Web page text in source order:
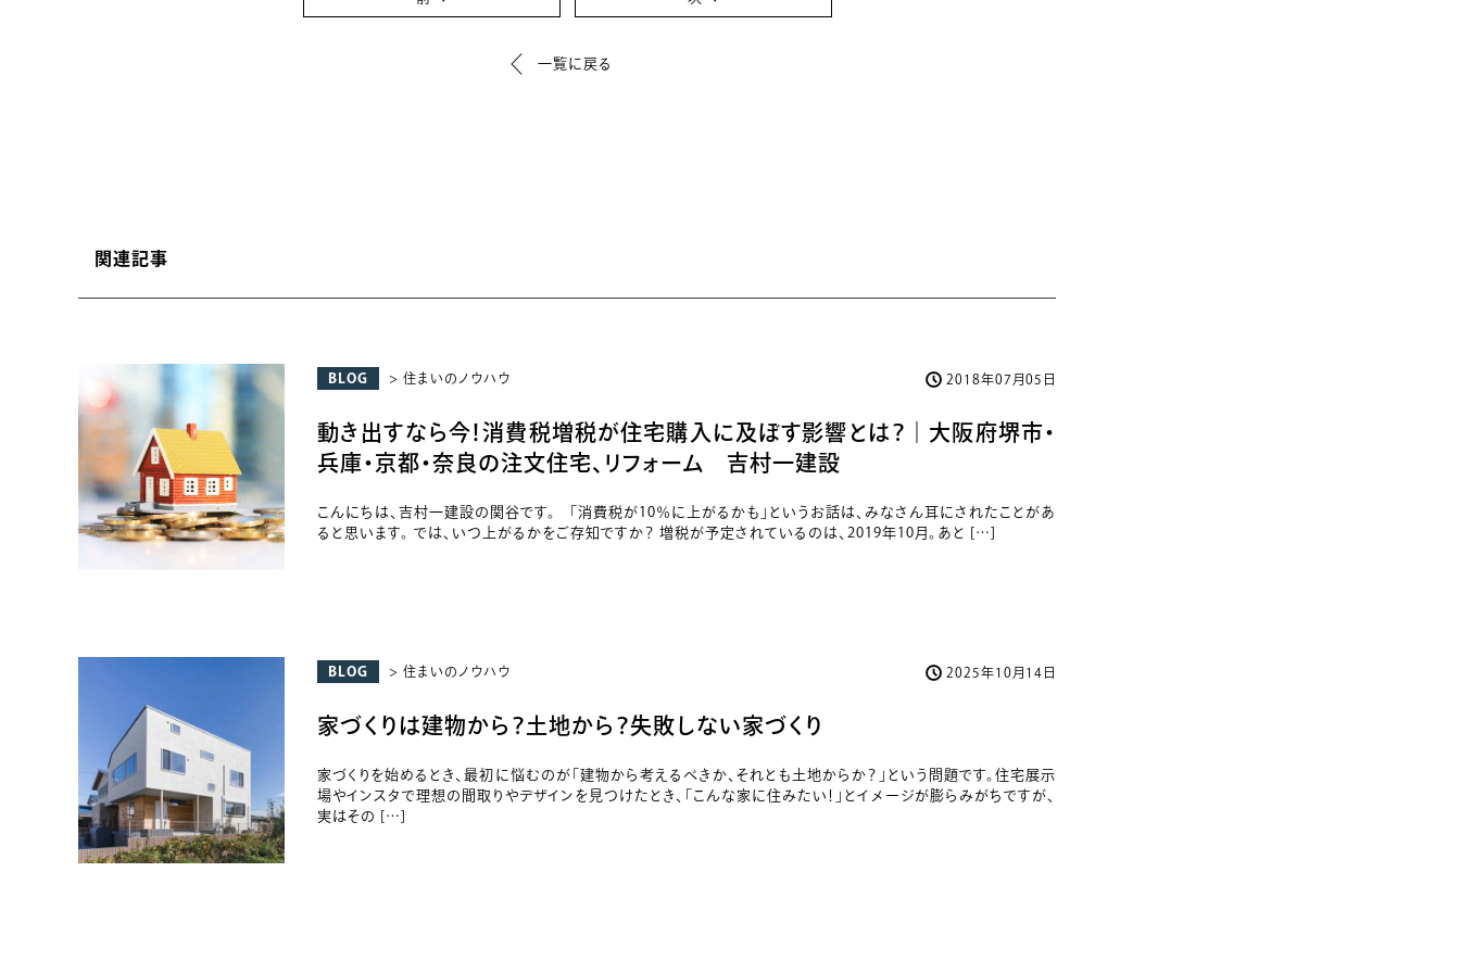
一覧に戻る
関連記事
BLOG > 住まいのノウハウ 2018年07月05日
動き出すなら今！消費税増税が住宅購入に及ぼす影響とは？｜大阪府堺市・
兵庫・京都・奈良の注文住宅、リフォーム 吉村一建設
こんにちは、吉村一建設の関谷です。 「消費税が10％に上がるかも」というお話は、みなさん耳にされたことがあ
ると思います。 では、いつ上がるかをご存知ですか？ 増税が予定されているのは、2019年10月。あと […]
BLOG > 住まいのノウハウ 2025年10月14日
家づくりは建物から？土地から？失敗しない家づくり
家づくりを始めるとき、最初に悩むのが「建物から考えるべきか、それとも土地からか？」という問題です。住宅展示
場やインスタで理想の間取りやデザインを見つけたとき、「こんな家に住みたい！」とイメージが膨らみがちですが、
実はその […]